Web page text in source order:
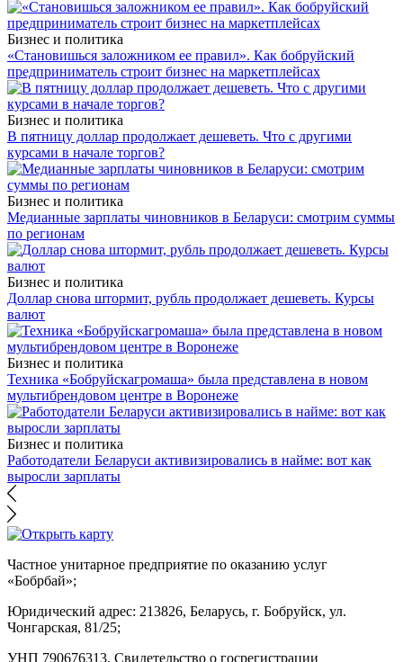
Бизнес и политика
«Становишься заложником ее правил». Как бобруйский
предприниматель строит бизнес на маркетплейсах
Бизнес и политика
В пятницу доллар продолжает дешеветь. Что с другими
курсами в начале торгов?
Бизнес и политика
Медианные зарплаты чиновников в Беларуси: смотрим суммы
по регионам
Бизнес и политика
Доллар снова штормит, рубль продолжает дешеветь. Курсы
валют
Бизнес и политика
Техника «Бобруйскагромаша» была представлена в новом
мультибрендовом центре в Воронеже
Бизнес и политика
Работодатели Беларуси активизировались в найме: вот как
выросли зарплаты
Частное унитарное предприятие по оказанию услуг
«Бобрбай»;
Юридический адрес: 213826, Беларусь, г. Бобруйск, ул.
Чонгарская, 81/25;
УНП 790676313, Свидетельство о госрегистрации